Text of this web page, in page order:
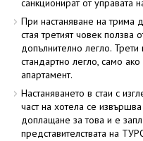
санкционират от управата
При настаняване на трима
стая третият човек ползва
допълнително легло. Трети
стандартно легло, само
апартамент.
Настаняването в стаи с
част на хотела се
доплащане за това и е
представителствата на